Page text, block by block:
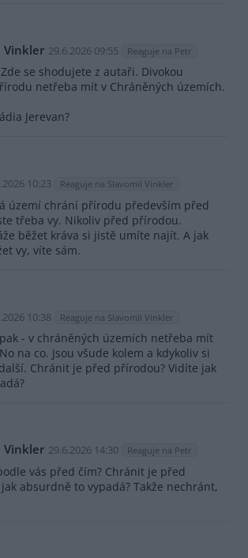
Vinkler 29.6.2026 09:55 Reaguje na Petr
se shodujete z autaři. Divokou
netřeba mít v Chráněných územích.
Jerevan?
10:23 Reaguje na Slavomil Vinkler
území chrání přírodu především před
třeba vy. Nikoliv před přírodou.
běžet kráva si jistě umíte najít. A jak
vy, víte sám.
10:38 Reaguje na Slavomil Vinkler
- v chráněných územích netřeba mít
na co. Jsou všude kolem a kdykoliv si
Chránit je před přírodou? Vidíte jak
Vinkler 29.6.2026 14:30 Reaguje na Petr
vás před čím? Chránit je před
absurdně to vypadá? Takže nechránt,